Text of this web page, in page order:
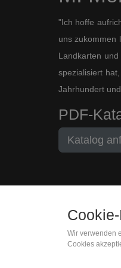
"Ich hoffe
uns zukommen
Landkarten
spezialisiert
Jahrhundert
PDF-
Katalog
Wir verwenden
Cookies